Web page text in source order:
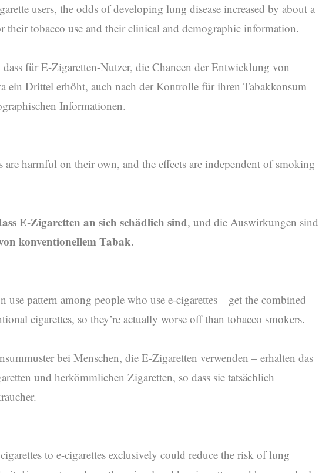
users, the odds of developing lung disease increased by about a
tobacco use and their clinical and demographic information.
dass für E-Zigaretten-Nutzer, die Chancen der Entwicklung von
ein Drittel erhöht, auch nach der Kontrolle für ihren Tabakkonsum
Informationen.
are harmful on their own, and the effects are independent of smoking
E-Zigaretten an sich schädlich sind, und die Auswirkungen sind
konventionellem Tabak.
pattern among people who use e-cigarettes—get the combined
cigarettes, so they’re actually worse off than tobacco smokers.
bei Menschen, die E-Zigaretten verwenden – erhalten das
und herkömmlichen Zigaretten, so dass sie tatsächlich
to e-cigarettes exclusively could reduce the risk of lung